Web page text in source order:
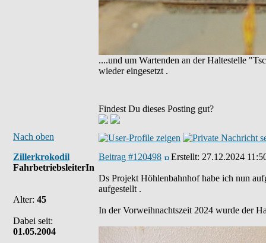
....und um Wartenden an der Haltestelle
wieder eingesetzt .
Findest Du dieses Posting gut?
Nach oben
Zillerkrokodil
FahrbetriebsleiterIn
Alter: 45
Dabei seit:
01.05.2004
Beitrag #120498 Erstellt: 27.12.2024
Ds Projekt Höhlenbahnhof habe ich nun
aufgestellt .
In der Vorweihnachtszeit 2024 wurde der